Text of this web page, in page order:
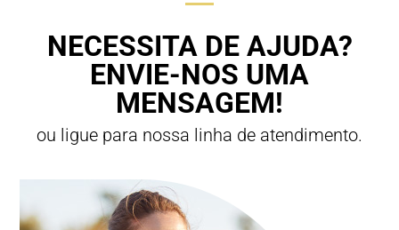
NECESSITA DE AJUDA?
ENVIE-NOS UMA
MENSAGEM!
ou ligue para nossa linha de atendimento.